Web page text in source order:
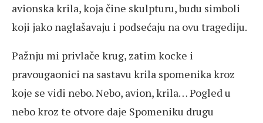
avionska krila, koja čine skulpturu, budu simboli
koji jako naglašavaju i podsećaju na ovu tragediju.
Pažnju mi privlače krug, zatim kocke i
pravougaonici na sastavu krila spomenika kroz
koje se vidi nebo. Nebo, avion, krila… Pogled u
nebo kroz te otvore daje Spomeniku drugu